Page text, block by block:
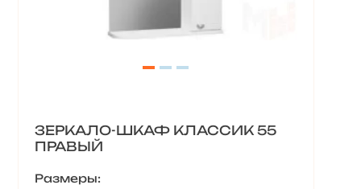
ЗЕРКАЛО-ШКАФ КЛАССИК 55
ПРАВЫЙ
Размеры: